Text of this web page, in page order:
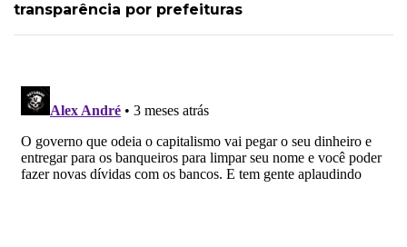
transparência por prefeituras